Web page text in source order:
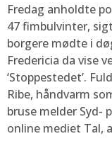
Fredag anholdte
47 fimbulvinter,
borgere mødte i
Fredericia da vise
‘Stoppestedet’.
Ribe, håndvarm
bruse melder Syd-
online mediet Tal,